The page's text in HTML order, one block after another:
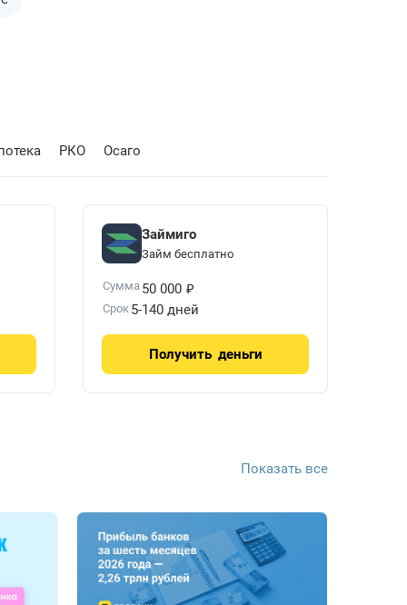
РКО Осаго
Займиго
Займ бесплатно
Сумма 50 000 ₽
Срок 5-140 дней
Получить деньги
Показать все